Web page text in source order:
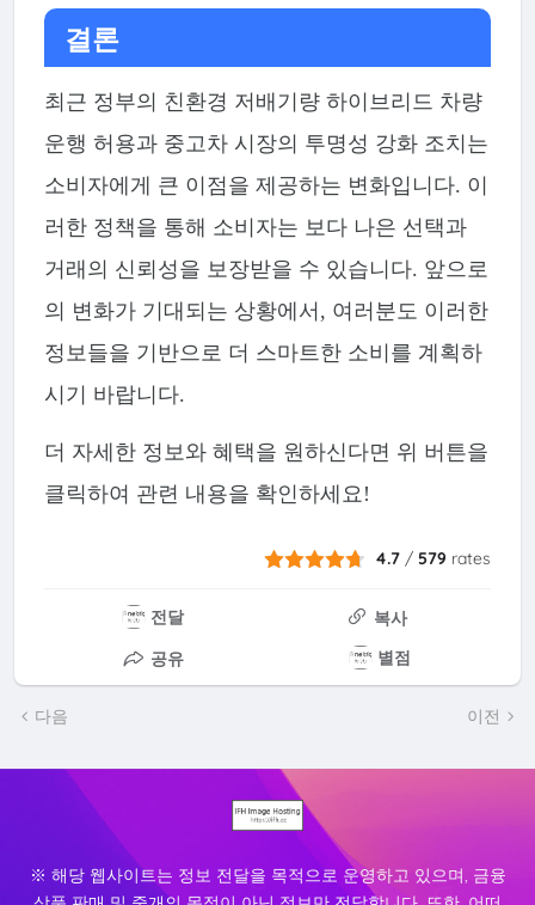
결론
최근 정부의 친환경 저배기량 하이브리드 차량
운행 허용과 중고차 시장의 투명성 강화 조치는
소비자에게 큰 이점을 제공하는 변화입니다. 이
러한 정책을 통해 소비자는 보다 나은 선택과
거래의 신뢰성을 보장받을 수 있습니다. 앞으로
의 변화가 기대되는 상황에서, 여러분도 이러한
정보들을 기반으로 더 스마트한 소비를 계획하
시기 바랍니다.
더 자세한 정보와 혜택을 원하신다면 위 버튼을
클릭하여 관련 내용을 확인하세요!
4.7 /579 rates
전달
복사
공유
별점
다음 이전
※ 해당 웹사이트는 정보 전달을 목적으로 운영하고 있으며, 금융